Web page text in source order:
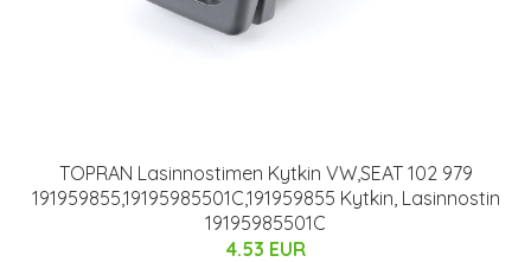
TOPRAN Lasinnostimen Kytkin VW,SEAT 102 979
191959855,19195985501C,191959855 Kytkin, Lasinnostin
19195985501C
4.53 EUR